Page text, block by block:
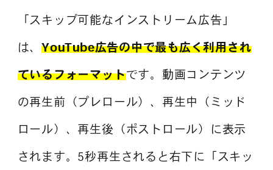
「スキップ可能なインストリーム広告」
は、YouTube広告の中で最も広く利用され
ているフォーマットです。動画コンテンツ
の再生前（プレロール）、再生中（ミッド
ロール）、再生後（ポストロール）に表示
されます。5秒再生されると右下に「スキッ